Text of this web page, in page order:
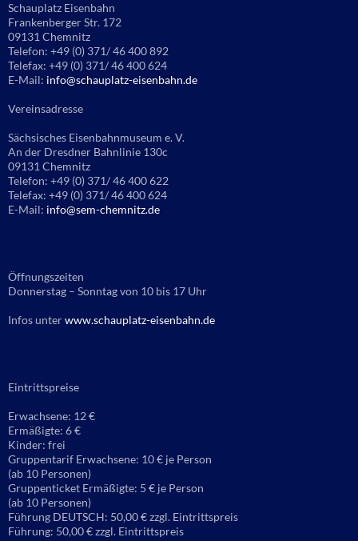
Schauplatz Eisenbahn
Frankenberger Str. 172
09131 Chemnitz
Telefon: +49 (0) 371/ 46 400 892
Telefax: +49 (0) 371/ 46 400 624
E-Mail: info@schauplatz-eisenbahn.de
Vereinsadresse
Sächsisches Eisenbahnmuseum e. V.
An der Dresdner Bahnlinie 130c
09131 Chemnitz
Telefon: +49 (0) 371/ 46 400 622
Telefax: +49 (0) 371/ 46 400 624
E-Mail: info@sem-chemnitz.de
Öffnungszeiten
Donnerstag – Sonntag von 10 bis 17 Uhr
Infos unterwww.schauplatz-eisenbahn.de
Eintrittspreise
Erwachsene: 12 €
Ermäßigte: 6 €
Kinder: frei
Gruppentarif Erwachsene: 10 € je Person
(ab 10 Personen)
Gruppenticket Ermäßigte: 5 € je Person
(ab 10 Personen)
Führung DEUTSCH: 50,00 € zzgl. Eintrittspreis
Führung: 50,00 € zzgl. Eintrittspreis